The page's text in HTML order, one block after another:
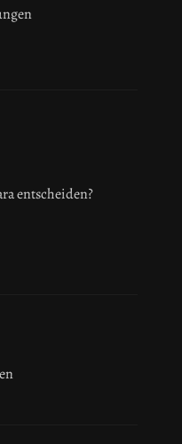
entscheiden?